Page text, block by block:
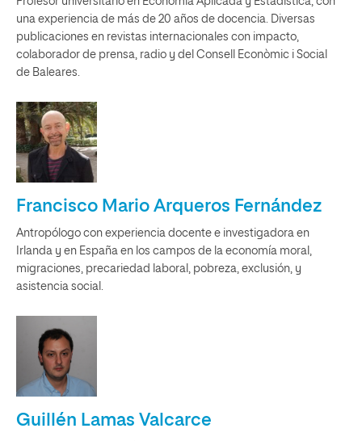
una experiencia de más de 20 años de docencia. Diversas
publicaciones en revistas internacionales con impacto,
colaborador de prensa, radio y del Consell Econòmic i Social
de Baleares.
Francisco Mario Arqueros Fernández
Antropólogo con experiencia docente e investigadora en
Irlanda y en España en los campos de la economía moral,
migraciones, precariedad laboral, pobreza, exclusión, y
asistencia social.
Guillén Lamas Valcarce